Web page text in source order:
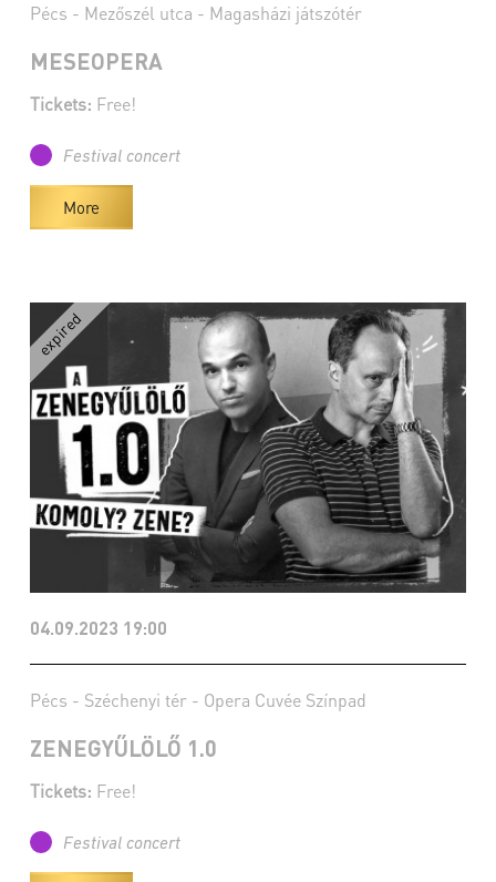
Pécs - Mezőszél utca - Magasházi játszótér
MESEOPERA
Tickets: Free!
Festival concert
More
04.09.2023 19:00
Pécs - Széchenyi tér - Opera Cuvée Színpad
ZENEGYŰLÖLŐ 1.0
Tickets: Free!
Festival concert